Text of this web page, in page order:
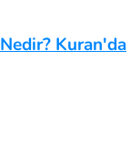
Kuran'da